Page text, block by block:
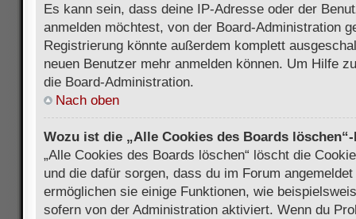
Es kann sein, dass deine IP-Adresse oder der
anmelden möchtest, von der Board-Administration
Registrierung könnte außerdem komplett
neuen Benutzer mehr anmelden können. Um Hilfe
die Board-Administration.
Nach oben
Wozu ist die „Alle Cookies des Boards
„Alle Cookies des Boards löschen“ löscht die
und die dafür sorgen, dass du im Forum
ermöglichen sie einige Funktionen, wie
sofern von der Administration aktiviert. Wenn du